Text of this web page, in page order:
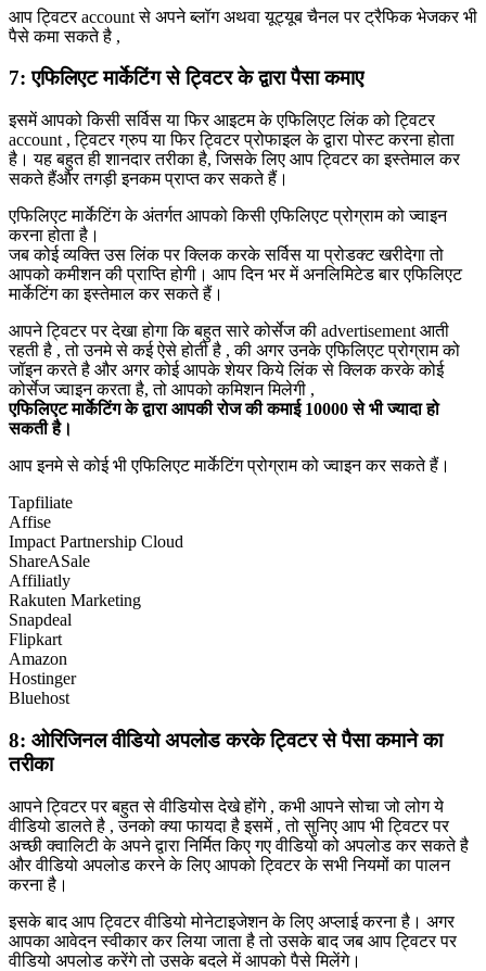
आप ट्विटर account से अपने ब्लॉग अथवा यूट्यूब चैनल पर ट्रैफिक भेजकर भी
पैसे कमा सकते है ,
7: एफिलिएट मार्केटिंग से ट्विटर के द्वारा पैसा कमाए
इसमें आपको किसी सर्विस या फिर आइटम के एफिलिएट लिंक को ट्विटर
account , ट्विटर ग्रुप या फिर ट्विटर प्रोफाइल के द्वारा पोस्ट करना होता
है। यह बहुत ही शानदार तरीका है, जिसके लिए आप ट्विटर का इस्तेमाल कर
सकते हैंऔर तगड़ी इनकम प्राप्त कर सकते हैं।
एफिलिएट मार्केटिंग के अंतर्गत आपको किसी एफिलिएट प्रोग्राम को ज्वाइन
करना होता है।
जब कोई व्यक्ति उस लिंक पर क्लिक करके सर्विस या प्रोडक्ट खरीदेगा तो
आपको कमीशन की प्राप्ति होगी। आप दिन भर में अनलिमिटेड बार एफिलिएट
मार्केटिंग का इस्तेमाल कर सकते हैं।
आपने ट्विटर पर देखा होगा कि बहुत सारे कोर्सेज की advertisement आती
रहती है , तो उनमे से कई ऐसे होती है , की अगर उनके एफिलिएट प्रोग्राम को
जॉइन करते है और अगर कोई आपके शेयर किये लिंक से क्लिक करके कोई
कोर्सेज ज्वाइन करता है, तो आपको कमिशन मिलेगी ,
एफिलिएट मार्केटिंग के द्वारा आपकी रोज की कमाई 10000 से भी ज्यादा हो
सकती है।
आप इनमे से कोई भी एफिलिएट मार्केटिंग प्रोग्राम को ज्वाइन कर सकते हैं।
Tapfiliate
Affise
Impact Partnership Cloud
ShareASale
Affiliatly
Rakuten Marketing
Snapdeal
Flipkart
Amazon
Hostinger
Bluehost
8: ओरिजिनल वीडियो अपलोड करके ट्विटर से पैसा कमाने का
तरीका
आपने ट्विटर पर बहुत से वीडियोस देखे होंगे , कभी आपने सोचा जो लोग ये
वीडियो डालते है , उनको क्या फायदा है इसमें , तो सुनिए आप भी ट्विटर पर
अच्छी क्वालिटी के अपने द्वारा निर्मित किए गए वीडियो को अपलोड कर सकते है
और वीडियो अपलोड करने के लिए आपको ट्विटर के सभी नियमों का पालन
करना है।
इसके बाद आप ट्विटर वीडियो मोनेटाइजेशन के लिए अप्लाई करना है। अगर
आपका आवेदन स्वीकार कर लिया जाता है तो उसके बाद जब आप ट्विटर पर
वीडियो अपलोड करेंगे तो उसके बदले में आपको पैसे मिलेंगे।